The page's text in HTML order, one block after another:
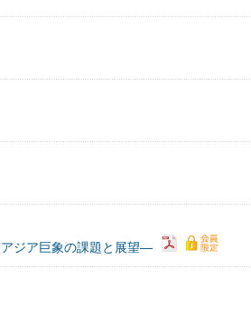
ジア巨象の課題と展望―